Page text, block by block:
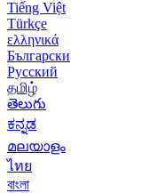
Tiếng Việt
Türkçe
ελληνικά
Български
Русский
தமிழ்
తెలుగు
ಕನ್ನಡ
മലയാളം
ไทย
বাংলা